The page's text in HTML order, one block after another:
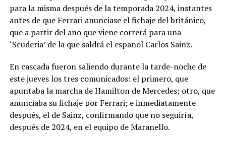
para la misma después de la temporada 2024, instantes
antes de que Ferrari anunciase el fichaje del británico,
que a partir del año que viene correrá para una
‘Scuderia’ de la que saldrá el español Carlos Sainz.
En cascada fueron saliendo durante la tarde-noche de
este jueves los tres comunicados: el primero, que
apuntaba la marcha de Hamilton de Mercedes; otro, que
anunciaba su fichaje por Ferrari; e inmediatamente
después, el de Sainz, confirmando que no seguiría,
después de 2024, en el equipo de Maranello.